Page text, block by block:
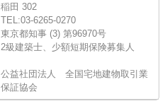
稲田 302
TEL:03-6265-0270
東京都知事 (3) 第96970号
2級建築士、少額短期保険募集人
公益社団法人 全国宅地建物取引業
保証協会